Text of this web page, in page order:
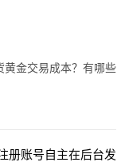
黄金交易成本？有哪些
册账号自主在后台发